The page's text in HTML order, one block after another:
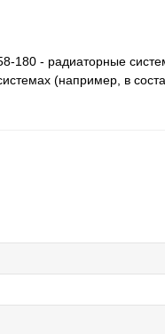
180 - радиаторные
(например, в